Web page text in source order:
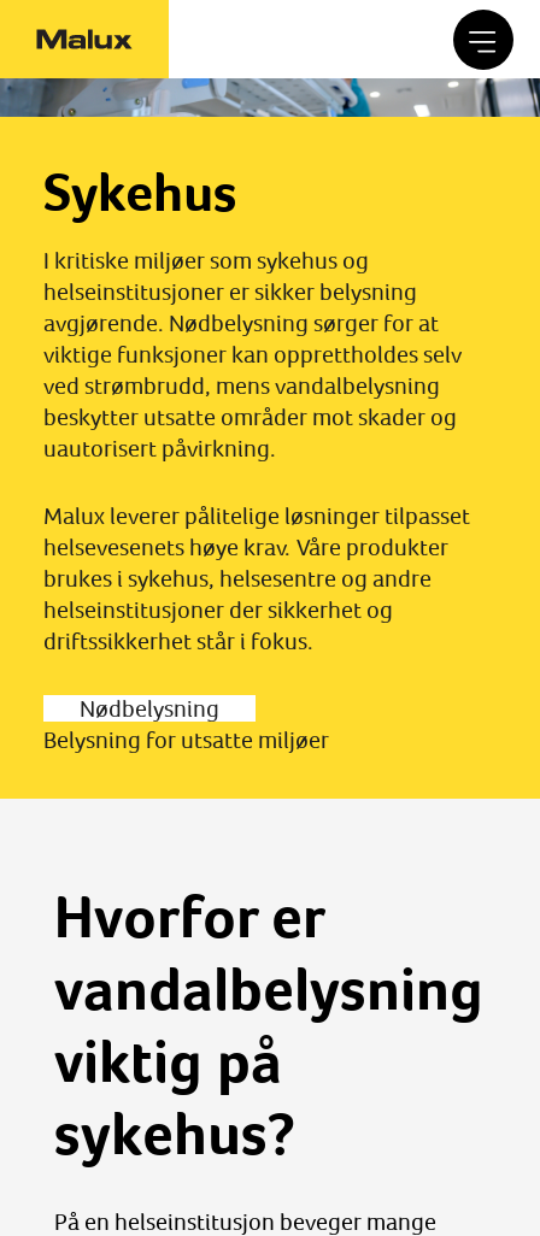
Sykehus
I kritiske miljøer som sykehus og
helseinstitusjoner er sikker belysning
avgjørende. Nødbelysning sørger for at
viktige funksjoner kan opprettholdes selv
ved strømbrudd, mens vandalbelysning
beskytter utsatte områder mot skader og
uautorisert påvirkning.
Malux leverer pålitelige løsninger tilpasset
helsevesenets høye krav. Våre produkter
brukes i sykehus, helsesentre og andre
helseinstitusjoner der sikkerhet og
driftssikkerhet står i fokus.
Nødbelysning
Belysning for utsatte miljøer
Hvorfor er
vandalbelysning
viktig på
sykehus?
På en helseinstitusjon beveger mange